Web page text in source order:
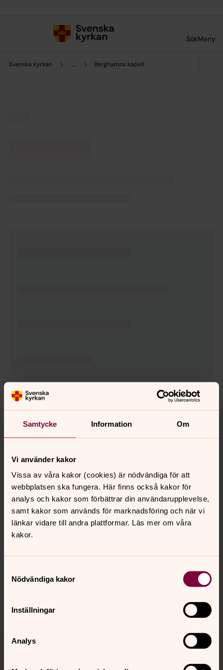
Samtycke Information Om
Vi använder kakor
Vissa av våra kakor (cookies) är nödvändiga för att
webbplatsen ska fungera. Här finns också kakor för
analys och kakor som förbättrar din användarupplevelse,
samt kakor som används för marknadsföring och när vi
länkar vidare till andra plattformar. Läs mer om våra
kakor.
Nödvändiga kakor
Inställningar
Analys
SökMeny
Svenska kyrkan ... Berghamns kapell
Tillbaka till toppen
Tillbaka till innehållet
Kontakt
Kalender
Hitta snabbt
Sociala kanaler